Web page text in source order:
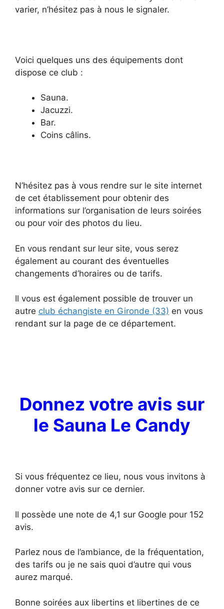
varier, n’hésitez pas à nous le signaler.
Voici quelques uns des équipements dont
dispose ce club :
Sauna.
Jacuzzi.
Bar.
Coins câlins.
N’hésitez pas à vous rendre sur le site internet
de cet établissement pour obtenir des
informations sur l’organisation de leurs soirées
ou pour voir des photos du lieu.
En vous rendant sur leur site, vous serez
également au courant des éventuelles
changements d’horaires ou de tarifs.
Il vous est également possible de trouver un
autre club échangiste en Gironde (33) en vous
rendant sur la page de ce département.
Donnez votre avis sur
le Sauna Le Candy
Si vous fréquentez ce lieu, nous vous invitons à
donner votre avis sur ce dernier.
Il possède une note de 4,1 sur Google pour 152
avis.
Parlez nous de l’ambiance, de la fréquentation,
des tarifs ou je ne sais quoi d’autre qui vous
aurez marqué.
Bonne soirées aux libertins et libertines de ce